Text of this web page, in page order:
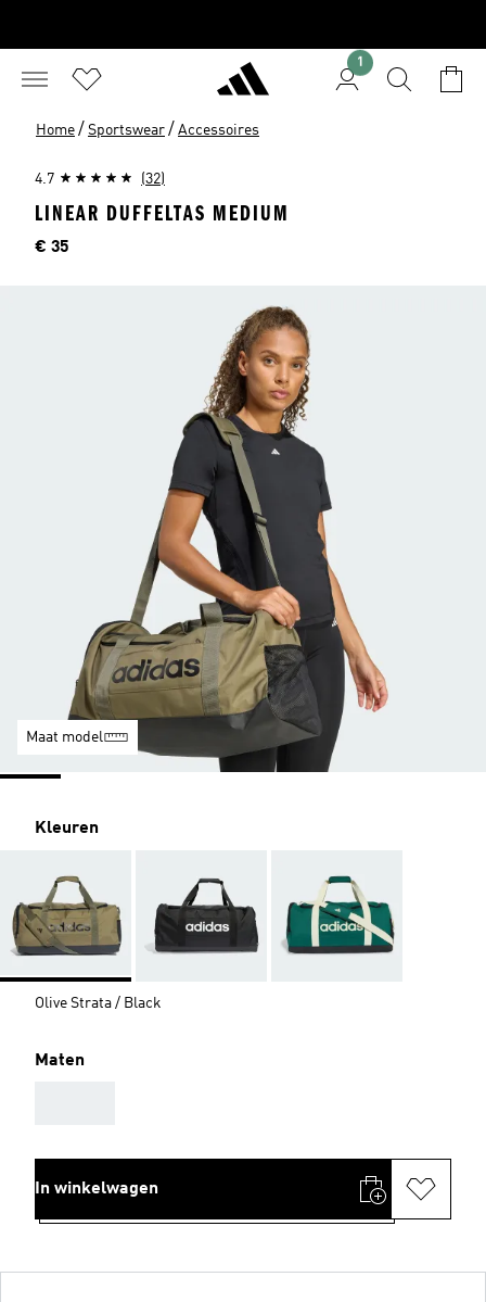
1
Home / Sportswear / Accessoires
4.7 (32)
LINEAR DUFFELTAS MEDIUM
Price
€ 35
Maat model
Kleuren
Olive Strata / Black
Maten
In winkelwagen